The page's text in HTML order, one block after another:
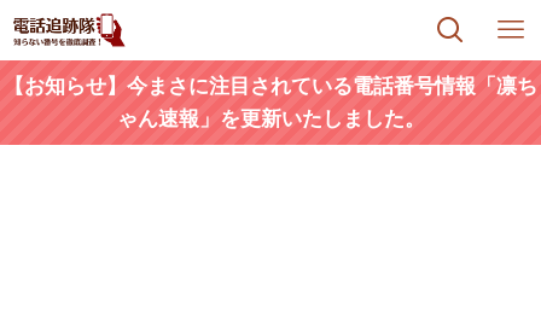
【お知らせ】今まさに注目されている電話番号情報「凛ち
ゃん速報」を更新いたしました。